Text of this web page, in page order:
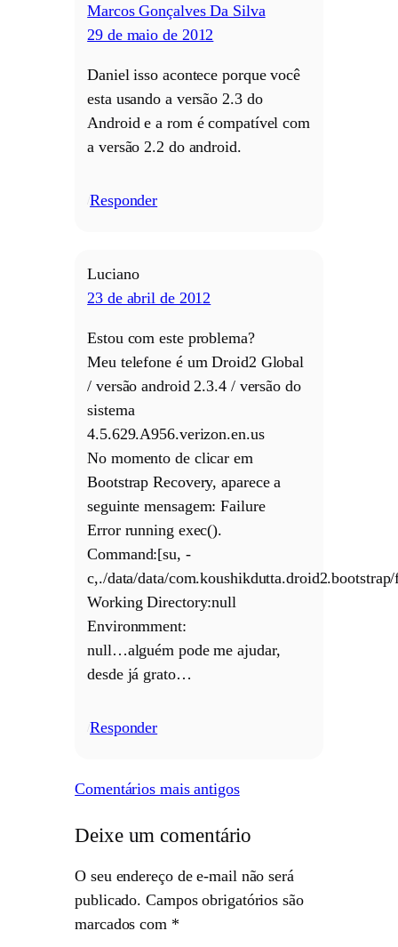
Marcos Gonçalves Da Silva
29 de maio de 2012
Daniel isso acontece porque você
esta usando a versão 2.3 do
Android e a rom é compatível com
a versão 2.2 do android.
Responder
Luciano
23 de abril de 2012
Estou com este problema?
Meu telefone é um Droid2 Global
/ versão android 2.3.4 / versão do
sistema
4.5.629.A956.verizon.en.us
No momento de clicar em
Bootstrap Recovery, aparece a
seguinte mensagem: Failure
Error running exec().
Command:[su, -
c,./data/data/
Working Directory:null
Environmment:
null…alguém pode me ajudar,
desde já grato…
Responder
Comentários mais antigos
Deixe um comentário
O seu endereço de e-mail não será
publicado. Campos obrigatórios são
marcados com *